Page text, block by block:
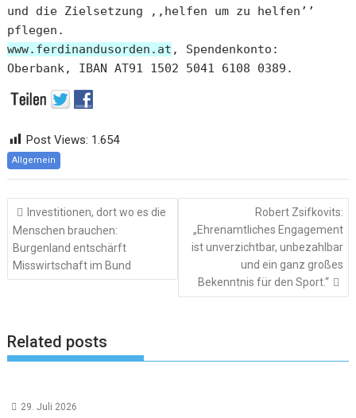
und die Zielsetzung ,,helfen um zu helfen’’
pflegen.
www.ferdinandusorden.at , Spendenkonto:
Oberbank, IBAN AT91 1502 5041 6108 0389.
Post Views: 1.654
Allgemein
Beitragsnavigation
Investitionen, dort wo es die
Menschen brauchen:
Burgenland entschärft
Misswirtschaft im Bund
Robert Zsifkovits:
„Ehrenamtliches Engagement
ist unverzichtbar, unbezahlbar
und ein ganz großes
Bekenntnis für den Sport.“
Related posts
29. Juli 2026